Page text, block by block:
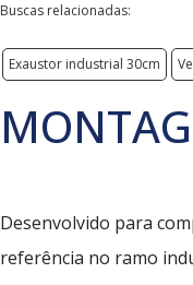
Buscas relacionadas:
Exaustor industrial 30cm
Desenvolvido para
referência no ramo